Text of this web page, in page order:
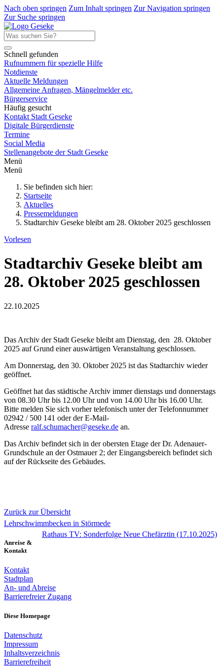
Nach oben springen Zum Inhalt springen Zur Navigation springen
Zur Suche springen
Schnell gefunden
Rufnummern für spezielle Hilfe
Notdienste
Aktuelle Meldungen
Allgemeine Anfragen, Mängelmelder etc.
Bürgerservice
Häufig gesucht
Kontakt Stadt Geseke
Digitale Bürgerdienste
Termine
Social Media
Stellenangebote der Stadt Geseke
Menü
Menü
Sie befinden sich hier:
Startseite
Aktuelles
Pressemeldungen
Stadtarchiv Geseke bleibt am 28. Oktober 2025 geschlossen
Vorlesen
Stadtarchiv Geseke bleibt am
28. Oktober 2025 geschlossen
22.10.2025
Das Archiv der Stadt Geseke bleibt am Dienstag, den 28. Oktober
2025 auf Grund einer auswärtigen Veranstaltung geschlossen.
Am Donnerstag, den 30. Oktober 2025 ist das Stadtarchiv wieder
geöffnet.
Geöffnet hat das städtische Archiv immer dienstags und donnerstags
von 08.30 Uhr bis 12.00 Uhr und von 14.00 Uhr bis 16.00 Uhr.
Bitte melden Sie sich vorher telefonisch unter der Telefonnummer
02942 / 500 141 oder der E-Mail-
Adresse ralf.schumacher@geseke.de an.
Das Archiv befindet sich in der obersten Etage der Dr. Adenauer-
Grundschule an der Ostmauer 2; der Eingangsbereich befindet sich
auf der Rückseite des Gebäudes.
Zurück zur Übersicht
Lehrschwimmbecken in Störmede
Rathaus TV: Sonderfolge Neue Chefärztin (17.10.2025)
Anreise &
Kontakt
Kontakt
Stadtplan
An- und Abreise
Barrierefreier Zugang
Diese Homepage
Datenschutz
Impressum
Inhaltsverzeichnis
Barrierefreiheit